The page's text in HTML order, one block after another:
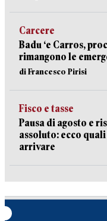
Carcere
Badu ‘e Carros,
rimangono le
di Francesco Pirisi
Fisco e tasse
Pausa di agosto e
assoluto: ecco
arrivare